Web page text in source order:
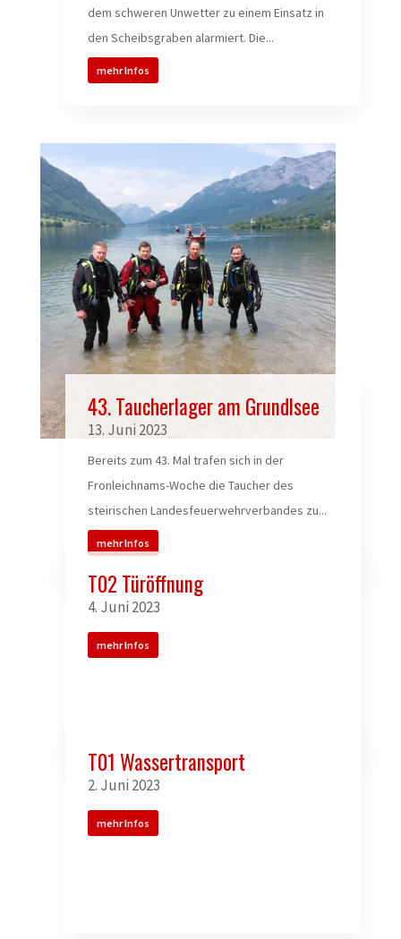
dem schweren Unwetter zu einem Einsatz in
den Scheibsgraben alarmiert. Die...
mehr Infos
43. Taucherlager am Grundlsee
13. Juni 2023
Bereits zum 43. Mal trafen sich in der
Fronleichnams-Woche die Taucher des
steirischen Landesfeuerwehrverbandes zu...
mehr Infos
T02 Türöffnung
4. Juni 2023
mehr Infos
T01 Wassertransport
2. Juni 2023
mehr Infos